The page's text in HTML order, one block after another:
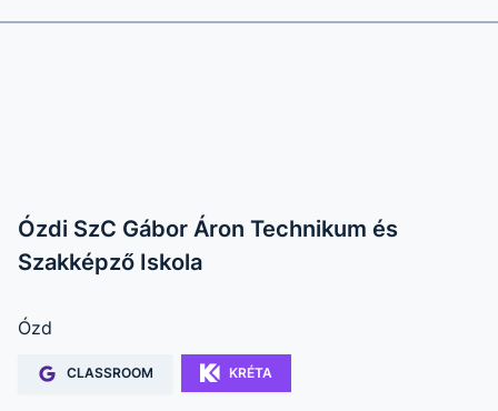
Ózdi SzC Gábor Áron Technikum és
Szakképző Iskola
Ózd
CLASSROOM KRÉTA